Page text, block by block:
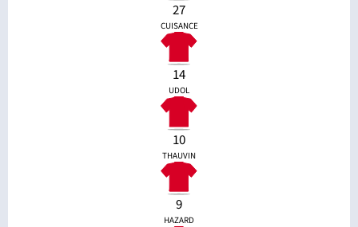
27
CUISANCE
14
UDOL
10
THAUVIN
9
HAZARD